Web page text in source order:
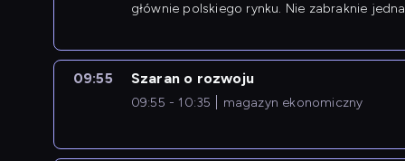
głównie polskiego rynku. Nie zabraknie
09:55 Szaran o rozwoju
09:55 - 10:35 magazyn ekonomiczny